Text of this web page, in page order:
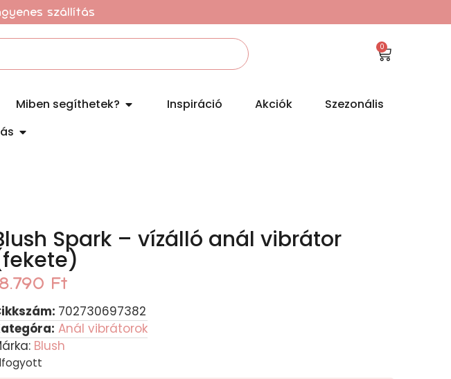
szállítás
0
Miben segíthetek? Inspiráció Akciók
Szezonális
Spark – vízálló anál vibrátor
Ft
702730697382
Anál vibrátorok
Blush